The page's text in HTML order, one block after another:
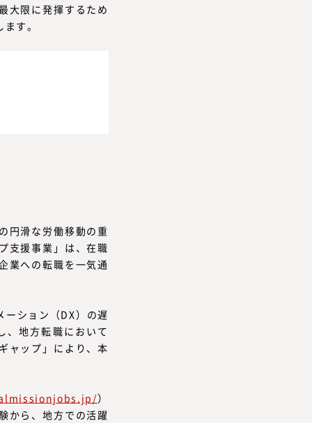
大限に発揮するため
す。
円滑な労働移動の重
支援事業」は、在職
業への転職を一気通
ーション（DX）の遅
、地方転職において
ャップ」により、本
）
から、地方での活躍